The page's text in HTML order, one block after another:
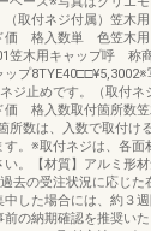
取付ネジ付属）笠木用
価 格入数単 色笠木用
笠木用キャップ呼 称
プ8TYE40□□¥5,3002※
ジ止めです。（取付ネ
格入数取付箇所数笠
所数は、入数で取付け
。※取付ネジは、各面
。【材質】アルミ形
去の受注状況に応じた
した場合には、約３
の納期確認を推奨いた